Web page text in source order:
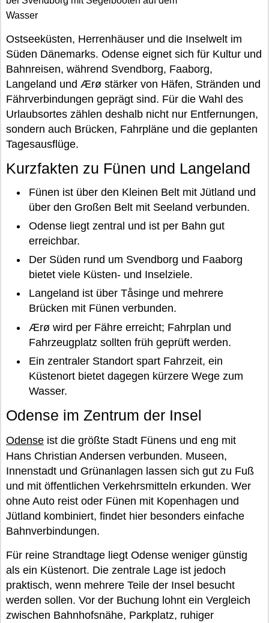
Wasser
Ostseeküsten, Herrenhäuser und die Inselwelt im
Süden Dänemarks. Odense eignet sich für Kultur und
Bahnreisen, während Svendborg, Faaborg,
Langeland und Ærø stärker von Häfen, Stränden und
Fährverbindungen geprägt sind. Für die Wahl des
Urlaubsortes zählen deshalb nicht nur Entfernungen,
sondern auch Brücken, Fahrpläne und die geplanten
Tagesausflüge.
Kurzfakten zu Fünen und Langeland
Fünen ist über den Kleinen Belt mit Jütland und
über den Großen Belt mit Seeland verbunden.
Odense liegt zentral und ist per Bahn gut
erreichbar.
Der Süden rund um Svendborg und Faaborg
bietet viele Küsten- und Inselziele.
Langeland ist über Tåsinge und mehrere
Brücken mit Fünen verbunden.
Ærø wird per Fähre erreicht; Fahrplan und
Fahrzeugplatz sollten früh geprüft werden.
Ein zentraler Standort spart Fahrzeit, ein
Küstenort bietet dagegen kürzere Wege zum
Wasser.
Odense im Zentrum der Insel
Odense ist die größte Stadt Fünens und eng mit
Hans Christian Andersen verbunden. Museen,
Innenstadt und Grünanlagen lassen sich gut zu Fuß
und mit öffentlichen Verkehrsmitteln erkunden. Wer
ohne Auto reist oder Fünen mit Kopenhagen und
Jütland kombiniert, findet hier besonders einfache
Bahnverbindungen.
Für reine Strandtage liegt Odense weniger günstig
als ein Küstenort. Die zentrale Lage ist jedoch
praktisch, wenn mehrere Teile der Insel besucht
werden sollen. Vor der Buchung lohnt ein Vergleich
zwischen Bahnhofsnähe, Parkplatz, ruhiger